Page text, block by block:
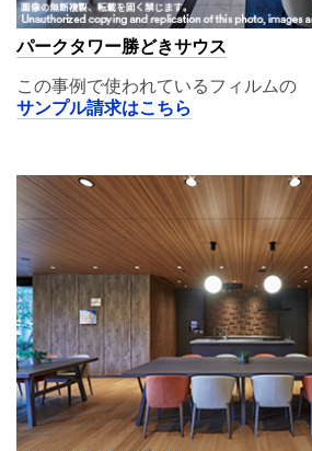
パークタワー勝どきサウス
この事例で使われているフィルムの
サンプル請求はこちら